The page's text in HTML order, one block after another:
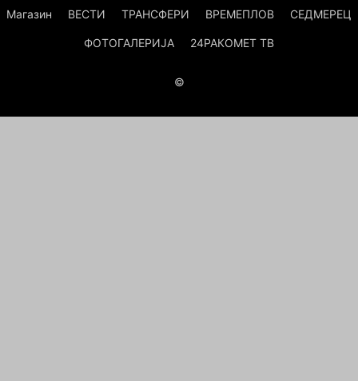
Магазин ВЕСТИ ТРАНСФЕРИ ВРЕМЕПЛОВ СЕДМЕРЕЦ
ФОТОГАЛЕРИЈА 24РАКОМЕТ ТВ
©